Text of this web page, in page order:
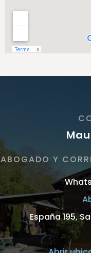
ABOGADO Y
España 195,